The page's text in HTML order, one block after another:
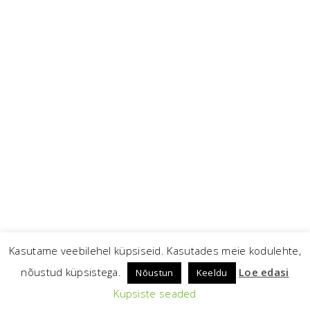
Kasutame veebilehel küpsiseid. Kasutades meie kodulehte,
nõustud küpsistega.
Nõustun Keeldu
Loe edasi
Küpsiste seaded